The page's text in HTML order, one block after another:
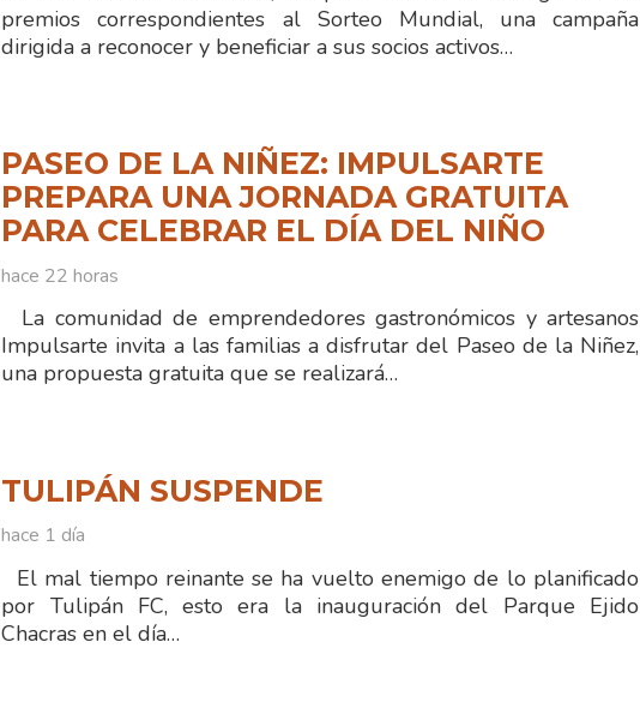
premios correspondientes al Sorteo Mundial, una campaña
dirigida a reconocer y beneficiar a sus socios activos…
PASEO DE LA NIÑEZ: IMPULSARTE
PREPARA UNA JORNADA GRATUITA
PARA CELEBRAR EL DÍA DEL NIÑO
hace 22 horas
La comunidad de emprendedores gastronómicos y artesanos
Impulsarte invita a las familias a disfrutar del Paseo de la Niñez,
una propuesta gratuita que se realizará…
TULIPÁN SUSPENDE
hace 1 día
El mal tiempo reinante se ha vuelto enemigo de lo planificado
por Tulipán FC, esto era la inauguración del Parque Ejido
Chacras en el día…